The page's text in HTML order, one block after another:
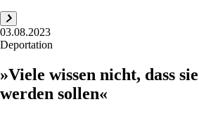
03.08.2023
Deportation
»Viele wissen nicht, dass
werden sollen«